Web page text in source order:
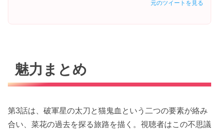
元のツイートを見る
魅力まとめ
第3話は、破軍星の太刀と猫鬼血という二つの要素が絡み
合い、菜花の過去を探る旅路を描く。視聴者はこの不思議